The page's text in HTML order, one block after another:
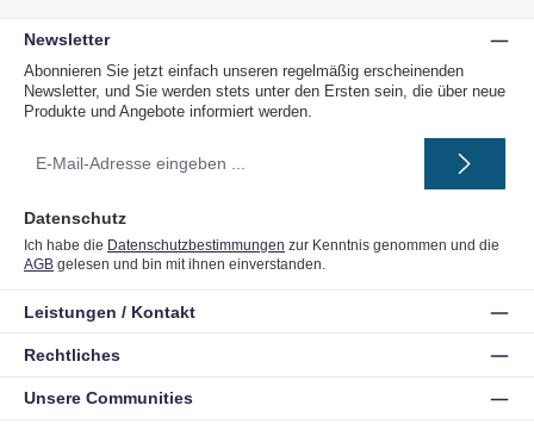
Newsletter
Abonnieren Sie jetzt einfach unseren regelmäßig erscheinenden
Newsletter, und Sie werden stets unter den Ersten sein, die über neue
Produkte und Angebote informiert werden.
Mail-
Datenschutz
Ich habe die Datenschutzbestimmungen zur Kenntnis genommen und die
AGB gelesen und bin mit ihnen einverstanden.
Unsere Communities
Leistungen / Kontakt
Rechtliches